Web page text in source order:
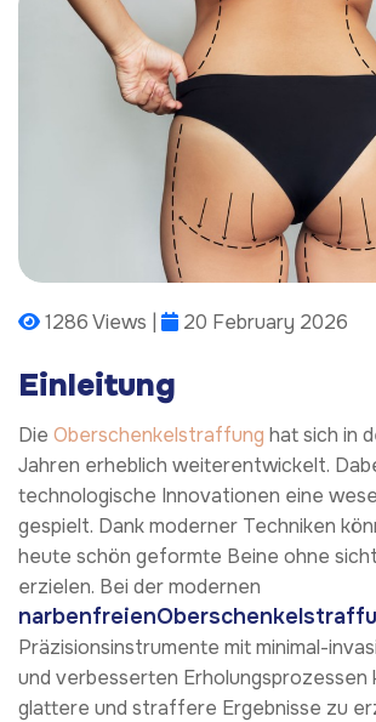
1286 Views | 20 February 2026
Einleitung
Die Oberschenkelstraffung hat sich in
Jahren erheblich weiterentwickelt.
technologische Innovationen eine
gespielt. Dank moderner Techniken
heute schön geformte Beine ohne
erzielen. Bei der modernen
narbenfreien
Präzisionsinstrumente mit minimal-
und verbesserten Erholungsprozessen
glattere und straffere Ergebnisse zu